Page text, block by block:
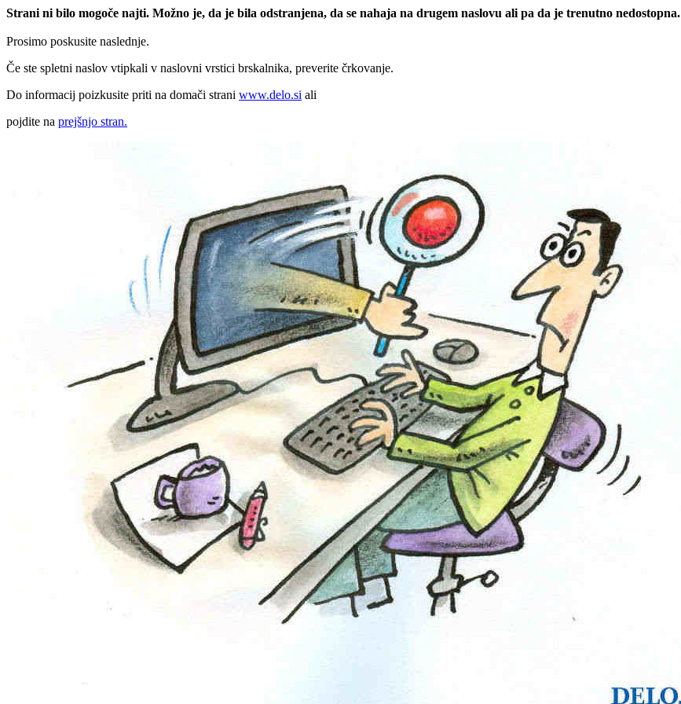
Strani ni bilo mogoče najti. Možno je, da je bila odstranjena, da se nahaja na drugem naslovu ali pa da je trenutno nedostopna.
Prosimo poskusite naslednje.
Če ste spletni naslov vtipkali v naslovni vrstici brskalnika, preverite črkovanje.
Do informacij poizkusite priti na domači strani www.delo.si ali
pojdite na prejšnjo stran.